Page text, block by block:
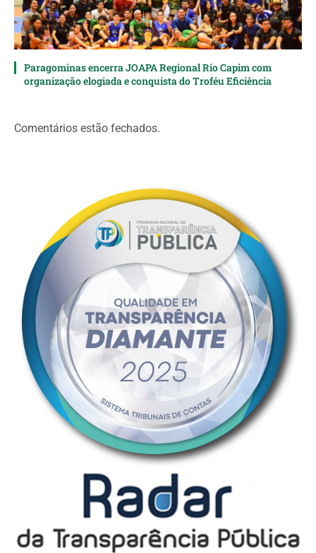
Paragominas encerra JOAPA Regional Rio Capim com
organização elogiada e conquista do Troféu Eficiência
Comentários estão fechados.